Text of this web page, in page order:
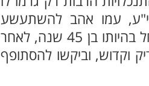
עמו אהב להשתעשע
ולהתפלפל בתורה. את דרכו בקהילת הקודש בברדיטשב החל בהיותו בן 45 שנה, לאחר
וקדוש, וביקשו להסתופף